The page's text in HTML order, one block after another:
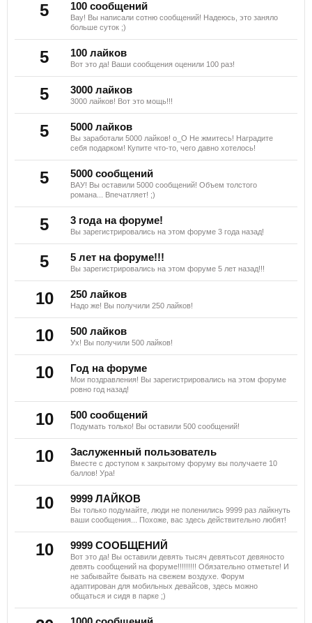
5 100 сообщений
Вау! Вы написали сотню сообщений! Надеюсь, это заняло
больше суток ;)
5 100 лайков
Вот это да! Ваши сообщения оценили 100 раз!
5 3000 лайков
3000 лайков! Вот это мощь!!!
5 5000 лайков
Вы заработали 5000 лайков! о_О Не жмитесь! Наградите
себя подарком! Купите что-то, чего давно хотелось!
5 5000 сообщений
ВАУ! Вы оставили 5000 сообщений! Объем толстого
романа... Впечатляет! ;)
5 3 года на форуме!
Вы зарегистрировались на этом форуме 3 года назад!
5 5 лет на форуме!!!
Вы зарегистрировались на этом форуме 5 лет назад!!!
10 250 лайков
Надо же! Вы получили 250 лайков!
10 500 лайков
Ух! Вы получили 500 лайков!
10 Год на форуме
Мои поздравления! Вы зарегистрировались на этом форуме
ровно год назад!
10 500 сообщений
Подумать только! Вы оставили 500 сообщений!
10 Заслуженный пользователь
Вместе с доступом к закрытому форуму вы получаете 10
баллов! Ура!
10 9999 ЛАЙКОВ
Вы только подумайте, люди не поленились 9999 раз лайкнуть
ваши сообщения... Похоже, вас здесь действительно любят!
10 9999 СООБЩЕНИЙ
Вот это да! Вы оставили девять тысяч девятьсот девяносто
девять сообщений на форуме!!!!!!!!! Обязательно отметьте! И
не забывайте бывать на свежем воздухе. Форум
адаптирован для мобильных девайсов, здесь можно
общаться и сидя в парке ;)